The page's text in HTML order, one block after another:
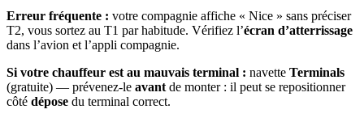
Erreur fréquente : votre compagnie affiche « Nice » sans préciser
T2, vous sortez au T1 par habitude. Vérifiez l’écran d’atterrissage
dans l’avion et l’appli compagnie.
Si votre chauffeur est au mauvais terminal : navette Terminals
(gratuite) — prévenez-le avant de monter : il peut se repositionner
côté dépose du terminal correct.